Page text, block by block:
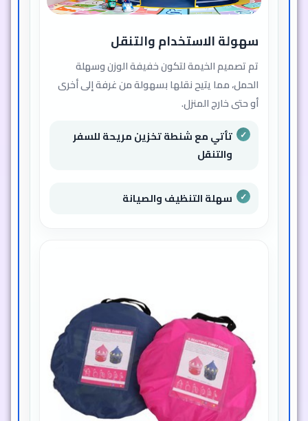
سهولة الاستخدام والتنقل
تم تصميم الخيمة لتكون خفيفة الوزن وسهلة
الحمل، مما يتيح نقلها بسهولة من غرفة إلى أخرى
أو حتى خارج المنزل.
تأتي مع شنطة تخزين مريحة للسفر
والتنقل
سهلة التنظيف والصيانة